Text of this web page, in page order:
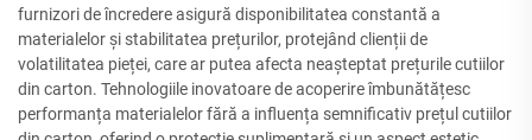
furnizori de încredere asigură disponibilitatea constantă a
materialelor și stabilitatea prețurilor, protejând clienții de
volatilitatea pieței, care ar putea afecta neașteptat prețurile cutiilor
din carton. Tehnologiile inovatoare de acoperire îmbunătățesc
performanța materialelor fără a influența semnificativ prețul cutiilor